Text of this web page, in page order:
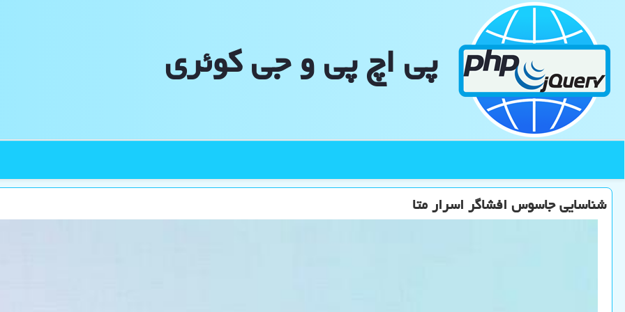
پی اچ پی و جی كوئری
شناسایی جاسوس افشاگر اسرار متا